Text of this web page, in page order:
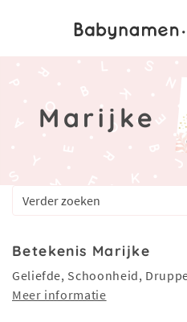
Marijke
Betekenis Marijke
Geliefde, Schoonheid,
Meer informatie